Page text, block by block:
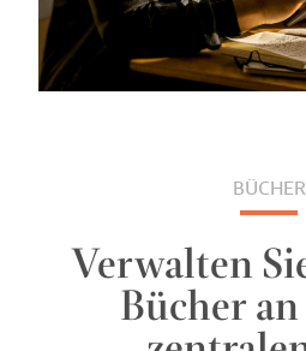
BÜCHER
Verwalten
Bücher